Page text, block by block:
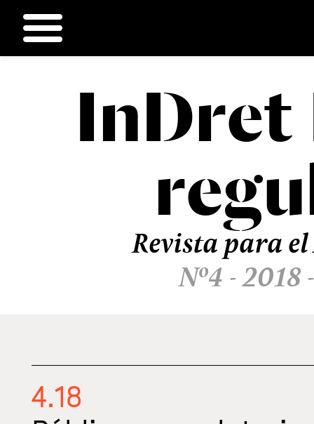
InDret
Revista para
Nº4 - 2018
4.18